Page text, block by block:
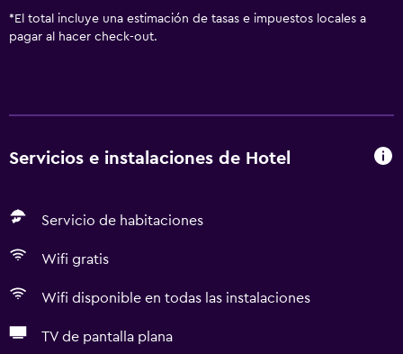
* El total incluye una estimación de tasas e impuestos locales a
pagar al hacer check-out.
Servicios e instalaciones de Hotel
Servicio de habitaciones
Wifi gratis
Wifi disponible en todas las instalaciones
TV de pantalla plana